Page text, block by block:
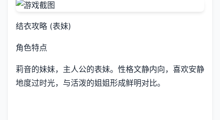
结衣攻略 (表妹)
角色特点
莉音的妹妹，主人公的表妹。性格文静内向，喜欢安静
地度过时光，与活泼的姐姐形成鲜明对比。